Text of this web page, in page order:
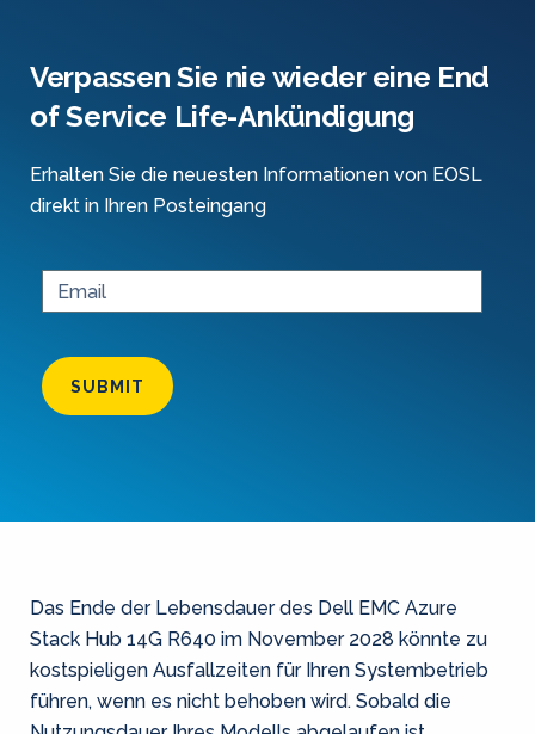
Verpassen Sie nie wieder eine End
of Service Life-Ankündigung
Erhalten Sie die neuesten Informationen von EOSL
direkt in Ihren Posteingang
SUBMIT
Das Ende der Lebensdauer des Dell EMC Azure
Stack Hub 14G R640 im November 2028 könnte zu
kostspieligen Ausfallzeiten für Ihren Systembetrieb
führen, wenn es nicht behoben wird. Sobald die